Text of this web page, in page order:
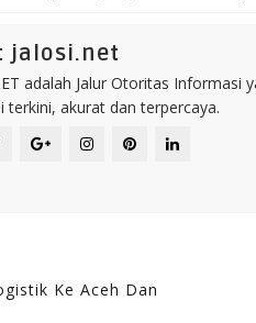
jalosi.net
adalah Jalur Otoritas
terkini, akurat dan terpercaya.
Ke Aceh Dan